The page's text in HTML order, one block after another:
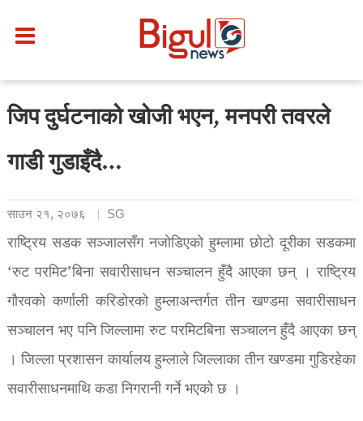
जिप दुर्घटनाको खोजी भएन, मनपरी तवरले
गाडी गुडाइँदै…
साउन २१, २०७६ SG
राष्ट्रिय सडक सञ्जालसँग नजोडिएको हुम्लामा छोटो दूरीका सडकमा
‘रुट परमिट’बिना सवारीसाधन सञ्चालन हुँदै आएका छन् । राष्ट्रिय
गौरवको कर्णाली करिडोरको हुम्लाअन्तर्गत तीन खण्डमा सवारीसाधन
सञ्चालन भए पनि जिल्लामा रुट परमिटबिना सञ्चालन हुँदै आएका छन्
। जिल्ला प्रशासन कार्यालय हुम्लाले जिल्लाका तीन खण्डमा गुडिरहेका
सवारीसाधनमाथि कडा निगरानी गर्ने भएको छ ।